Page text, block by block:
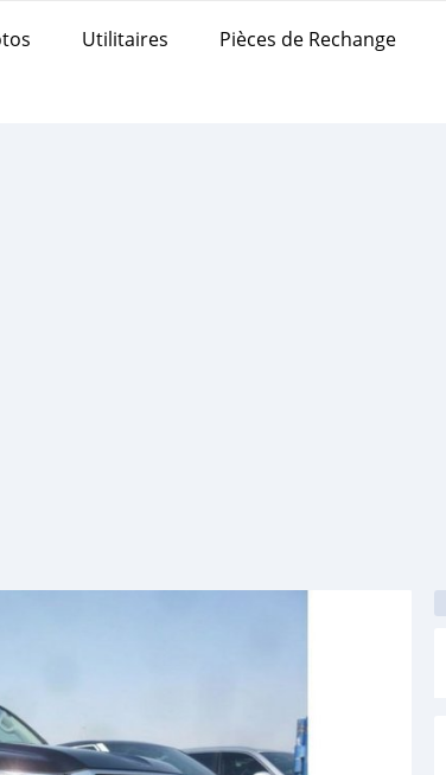
Utilitaires Pièces de Rechange